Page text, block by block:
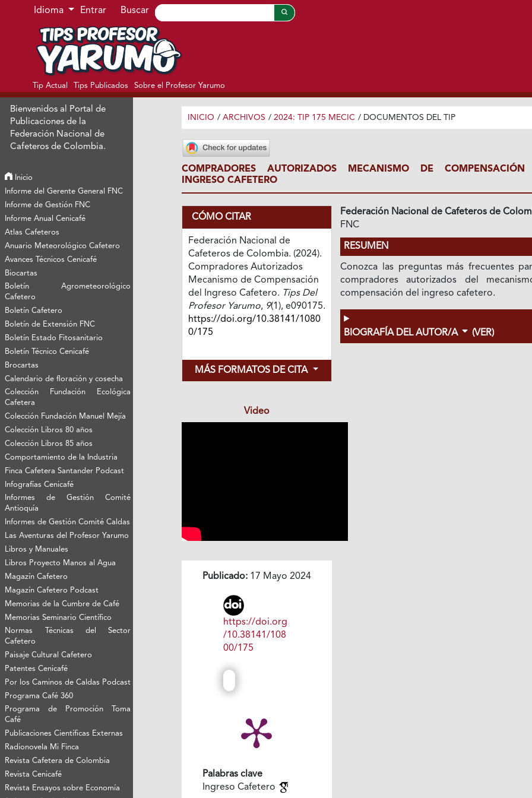
Ir al menú de navegación principal
Ir al contenido principal
Ir al pie de página del sitio
Idioma Entrar Buscar
Tip Actual Tips Publicados Sobre el Profesor Yarumo
Bienvenidos al Portal de
Publicaciones de la
Federación Nacional de
Cafeteros de Colombia.
Inicio
Informe del Gerente General FNC
Informe de Gestión FNC
Informe Anual Cenicafé
Atlas Cafeteros
Anuario Meteorológico Cafetero
Avances Técnicos Cenicafé
Biocartas
Boletín Agrometeorológico
Cafetero
Boletín Cafetero
Boletín de Extensión FNC
Boletín Estado Fitosanitario
Boletín Técnico Cenicafé
Brocartas
Calendario de floración y cosecha
Colección Fundación Ecológica
Cafetera
Colección Fundación Manuel Mejía
Colección Libros 80 años
Colección Libros 85 años
Comportamiento de la Industria
Finca Cafetera Santander Podcast
Infografías Cenicafé
Informes de Gestión Comité
Antioquía
Informes de Gestión Comité Caldas
Las Aventuras del Profesor Yarumo
Libros y Manuales
Libros Proyecto Manos al Agua
Magazín Cafetero
Magazín Cafetero Podcast
Memorias de la Cumbre de Café
Memorias Seminario Científico
Normas Técnicas del Sector
Cafetero
Paisaje Cultural Cafetero
Patentes Cenicafé
Por los Caminos de Caldas Podcast
Programa Café 360
Programa de Promoción Toma
Café
Publicaciones Científicas Externas
Radionovela Mi Finca
Revista Cafetera de Colombia
Revista Cenicafé
Revista Ensayos sobre Economía
INICIO / ARCHIVOS / 2024: TIP 175 MECIC / DOCUMENTOS DEL TIP
COMPRADORES AUTORIZADOS MECANISMO DE
INGRESO CAFETERO
CÓMO CITAR
Federación Nacional de
Cafeteros de Colombia. (2024).
Compradores Autorizados
Mecanismo de Compensación
del Ingreso Cafetero. Tips Del
Profesor Yarumo, 9(1), e090175.
https://doi.org/10.38141/1080
0/175
MÁS FORMATOS DE CITA
Video
Publicado:17 Mayo 2024
https://doi.org
/10.38141/108
00/175
Palabras clave
Ingreso Cafetero
Federación Nacional de Cafeteros de
FNC
RESUMEN
Conozca las preguntas más frecuentes
compradores autorizados del
compensación del ingreso cafetero.
BIOGRAFÍA DEL AUTOR/A (VER)